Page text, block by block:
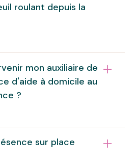
roulant depuis la
en transport en
de Colombes,
la ligne J du
les
préparer un trajet
mon auxiliaire de
d'aide à domicile au
?
de vie ou le service
choix. Si vous le
sur place